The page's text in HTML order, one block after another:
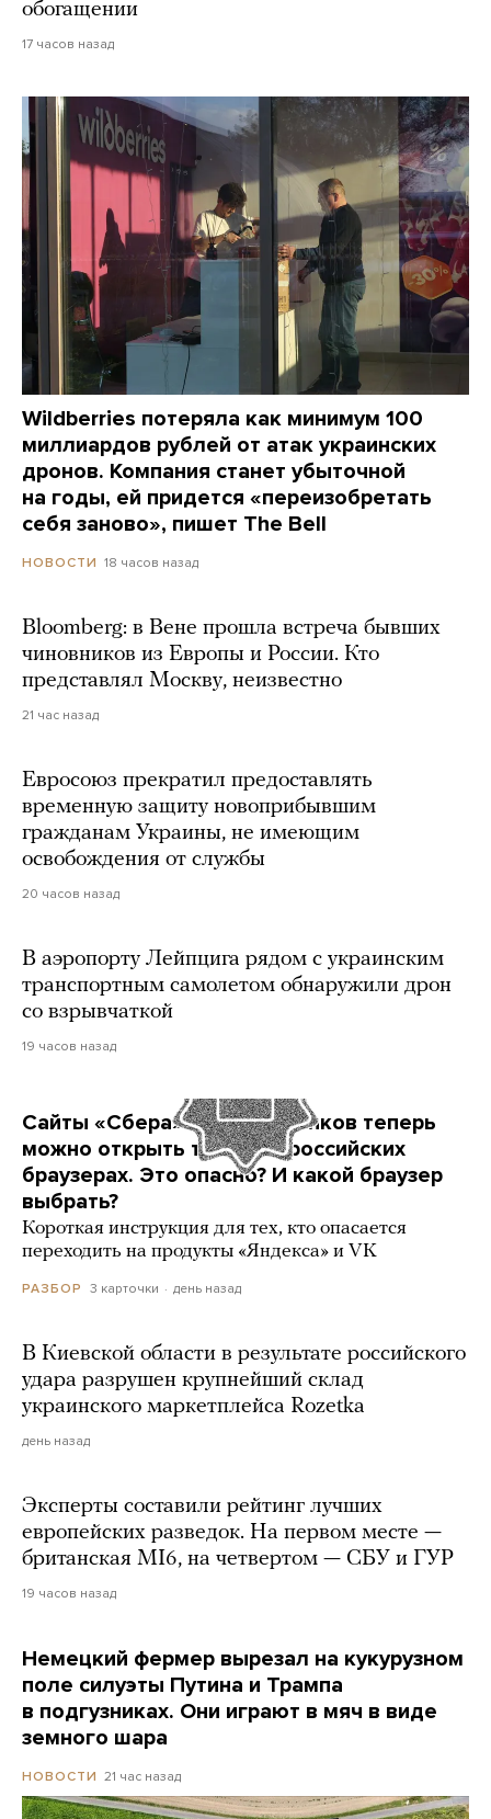
обогащении
17 часов назад
Wildberries потеряла как минимум 100
миллиардов рублей от атак украинских
дронов. Компания станет убыточной
на годы, ей придется «переизобретать
себя заново», пишет The Bell
НОВОСТИ 18 часов назад
Bloomberg: в Вене прошла встреча бывших
чиновников из Европы и России. Кто
представлял Москву, неизвестно
21 час назад
Евросоюз прекратил предоставлять
временную защиту новоприбывшим
гражданам Украины, не имеющим
освобождения от службы
20 часов назад
В аэропорту Лейпцига рядом с украинским
транспортным самолетом обнаружили дрон
со взрывчаткой
19 часов назад
Сайты «Сбера» и других банков теперь
можно открыть только в российских
браузерах. Это опасно? И какой браузер
выбрать?
Короткая инструкция для тех, кто опасается
переходить на продукты «Яндекса» и VK
РАЗБОР 3 карточки день назад
В Киевской области в результате российского
удара разрушен крупнейший склад
украинского маркетплейса Rozetka
день назад
Эксперты составили рейтинг лучших
европейских разведок. На первом месте —
британская MI6, на четвертом — СБУ и ГУР
19 часов назад
Немецкий фермер вырезал на кукурузном
поле силуэты Путина и Трампа
в подгузниках. Они играют в мяч в виде
земного шара
НОВОСТИ 21 час назад